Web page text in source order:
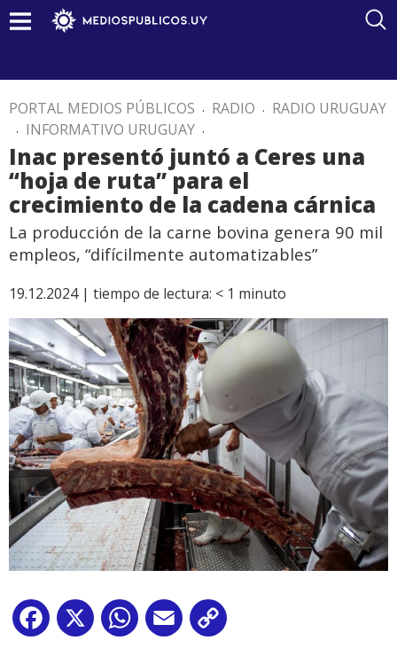
PORTAL MEDIOS PÚBLICOS . RADIO . RADIO URUGUAY
. INFORMATIVO URUGUAY .
Inac presentó juntó a Ceres una
“hoja de ruta” para el
crecimiento de la cadena cárnica
La producción de la carne bovina genera 90 mil
empleos, “difícilmente automatizables”
19.12.2024 | tiempo de lectura: < 1 minuto
Facebook
X WhatsApp
Email